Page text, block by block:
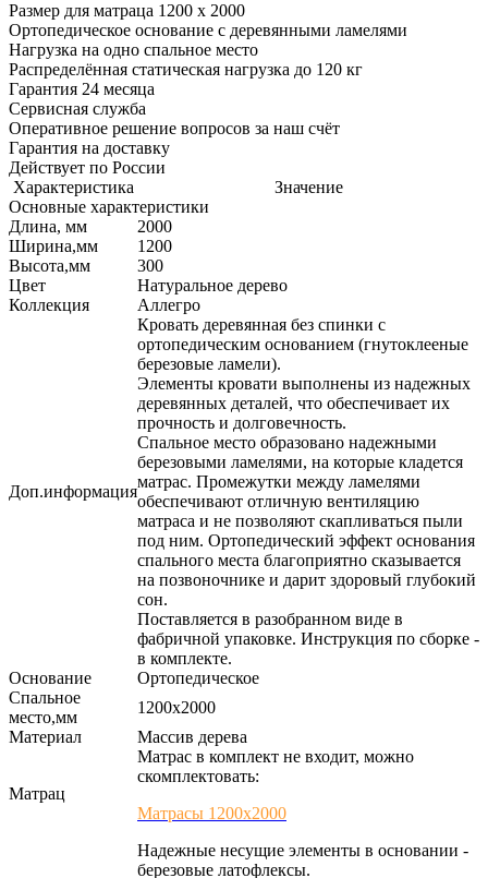
Размер для матраца 1200 x 2000
Ортопедическое основание с деревянными ламелями
Нагрузка на одно спальное место
Распределённая статическая нагрузка до 120 кг
Гарантия 24 месяца
Сервисная служба
Оперативное решение вопросов за наш счёт
Гарантия на доставку
Действует по России
Характеристика
Значение
Основные характеристики
Длина, мм
2000
Ширина,мм
1200
Высота,мм
300
Цвет
Натуральное дерево
Коллекция
Аллегро
Доп.информация
Кровать деревянная без спинки с
ортопедическим основанием (гнутоклееные
березовые ламели).
Элементы кровати выполнены из надежных
деревянных деталей, что обеспечивает их
прочность и долговечность.
Спальное место образовано надежными
березовыми ламелями, на которые кладется
матрас. Промежутки между ламелями
обеспечивают отличную вентиляцию
матраса и не позволяют скапливаться пыли
под ним. Ортопедический эффект основания
спального места благоприятно сказывается
на позвоночнике и дарит здоровый глубокий
сон.
Поставляется в разобранном виде в
фабричной упаковке. Инструкция по сборке -
в комплекте.
Основание
Ортопедическое
Спальное
место,мм
1200х2000
Материал
Массив дерева
Матрац
Матрас в комплект не входит, можно
скомплектовать:
Матрасы 1200х2000
Надежные несущие элементы в основании -
березовые латофлексы.